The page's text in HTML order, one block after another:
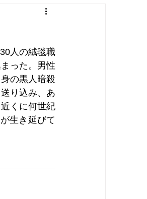
人の絨毯職
った。男性
の黒人暗殺
り込み、あ
くに何世紀
生き延びて